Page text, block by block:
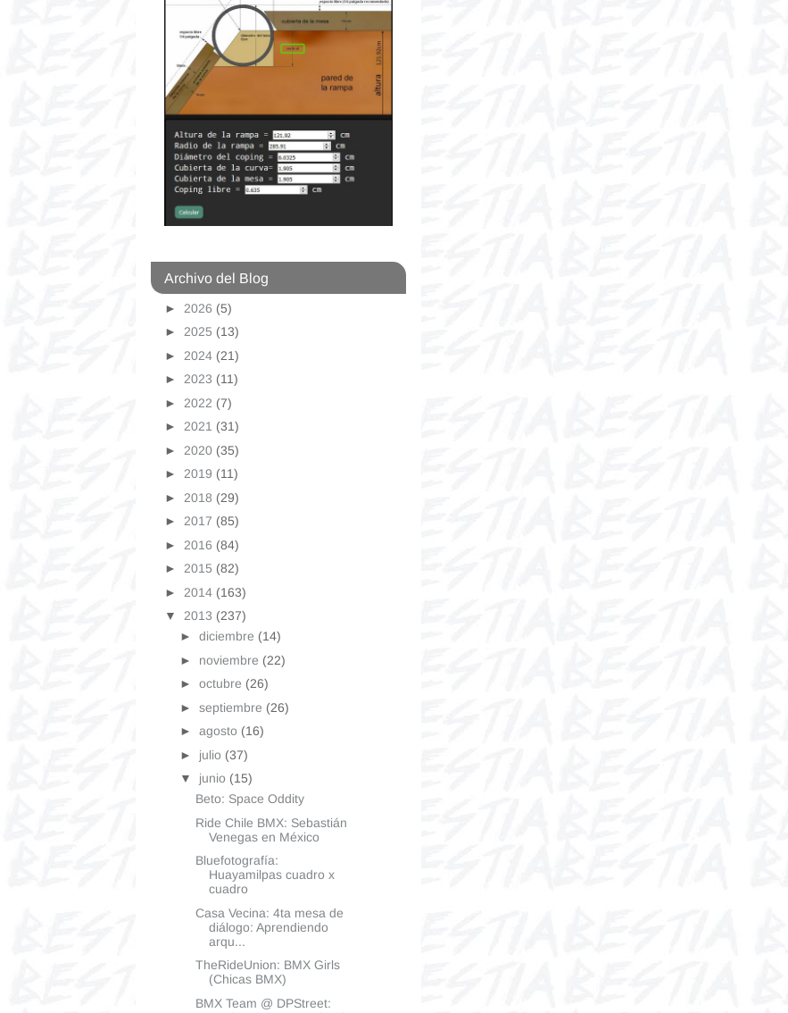
Archivo del Blog
► 2026 (5)
► 2025 (13)
► 2024 (21)
► 2023 (11)
► 2022 (7)
► 2021 (31)
► 2020 (35)
► 2019 (11)
► 2018 (29)
► 2017 (85)
► 2016 (84)
► 2015 (82)
► 2014 (163)
▼ 2013 (237)
► diciembre (14)
► noviembre (22)
► octubre (26)
► septiembre (26)
► agosto (16)
► julio (37)
▼ junio (15)
Beto: Space Oddity
Ride Chile BMX: Sebastián
Venegas en México
Bluefotografía:
Huayamilpas cuadro x
cuadro
Casa Vecina: 4ta mesa de
diálogo: Aprendiendo
arqu...
TheRideUnion: BMX Girls
(Chicas BMX)
BMX Team @ DPStreet: